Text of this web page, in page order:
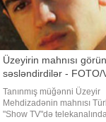
Üzeyirin mahnısı
səsləndirdilər - FOTO/
Tanınmış müğənni Üzeyir
Mehdizadənin mahnısı
"Show TV"də